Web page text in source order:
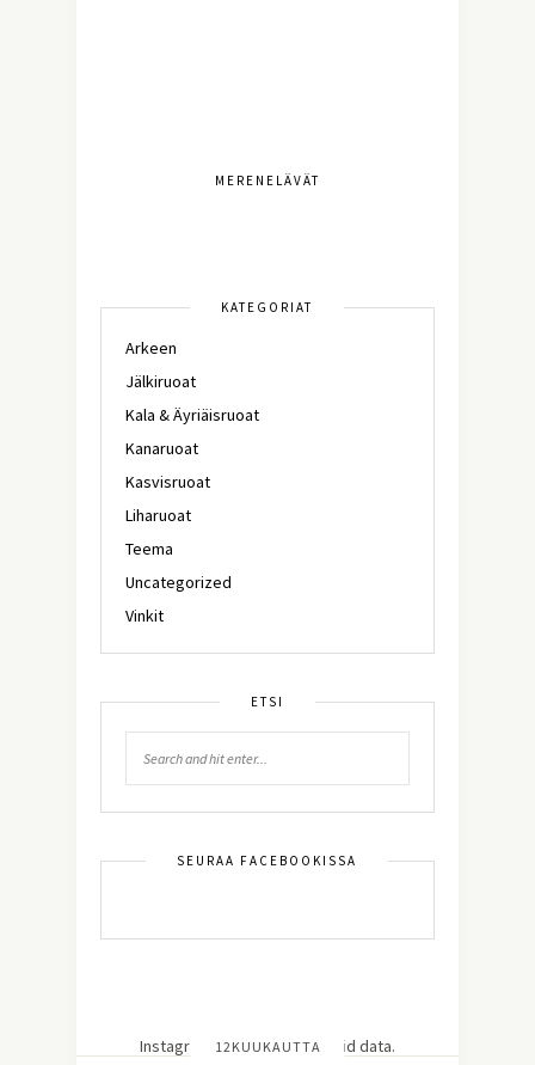
MERENELÄVÄT
KATEGORIAT
Arkeen
Jälkiruoat
Kala & Äyriäisruoat
Kanaruoat
Kasvisruoat
Liharuoat
Teema
Uncategorized
Vinkit
ETSI
SEURAA FACEBOOKISSA
12KUUKAUTTA
Instagram has returned invalid data.